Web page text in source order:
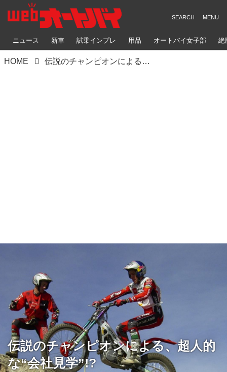
ニュース 新車 試乗インプレ 用品 オートバイ女子部 絶
HOME 伝説のチャンピオンによる、超人的な“会社見学”!?
伝説のチャンピオンによる、超人的
な“会社見学”!?